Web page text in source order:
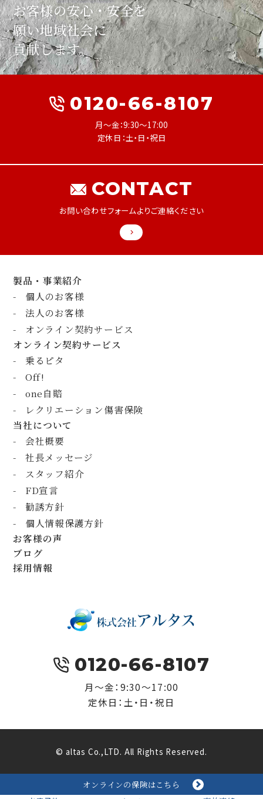
お客様の安心・安全を
願い地域社会に
貢献します。
0120-66-8107
月～金：9:30～17:00
定休日：土・日・祝日
CONTACT
お問い合わせフォームよりご連絡ください
製品・事業紹介
個人のお客様
法人のお客様
オンライン契約サービス
オンライン契約サービス
乗るピタ
Off!
one自賠
レクリエーション傷害保険
当社について
会社概要
社長メッセージ
スタッフ紹介
FD宣言
勧誘方針
個人情報保護方針
お客様の声
ブログ
採用情報
0120-66-8107
月～金：9:30～17:00
定休日：土・日・祝日
オンラインの保険はこちら
© altas Co.,LTD. All Rights Reserved.